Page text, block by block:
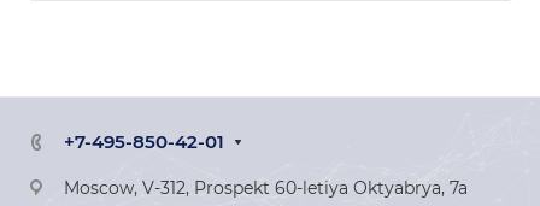
+7-495-850-42-01
Moscow, V-312, Prospekt 60-letiya Oktyabrya, 7a